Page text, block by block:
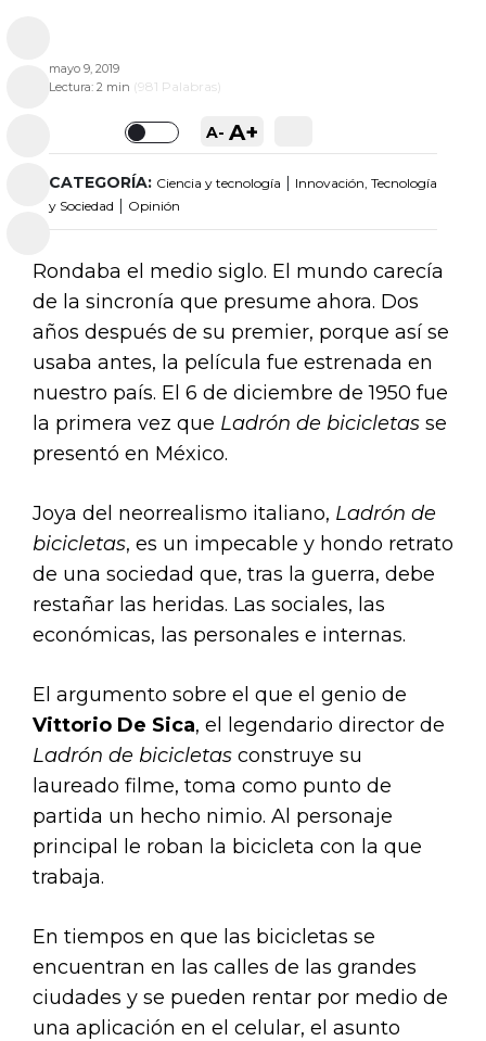
mayo 9, 2019
Lectura: 2 min (981 Palabras)
Toggle
A- A+
CATEGORÍA: Ciencia y tecnología | Innovación, Tecnología
y Sociedad | Opinión
Rondaba el medio siglo. El mundo carecía
de la sincronía que presume ahora. Dos
años después de su premier, porque así se
usaba antes, la película fue estrenada en
nuestro país. El 6 de diciembre de 1950 fue
la primera vez que Ladrón de bicicletas se
presentó en México.
Joya del neorrealismo italiano, Ladrón de
bicicletas, es un impecable y hondo retrato
de una sociedad que, tras la guerra, debe
restañar las heridas. Las sociales, las
económicas, las personales e internas.
El argumento sobre el que el genio de
Vittorio De Sica, el legendario director de
Ladrón de bicicletas construye su
laureado filme, toma como punto de
partida un hecho nimio. Al personaje
principal le roban la bicicleta con la que
trabaja.
En tiempos en que las bicicletas se
encuentran en las calles de las grandes
ciudades y se pueden rentar por medio de
una aplicación en el celular, el asunto